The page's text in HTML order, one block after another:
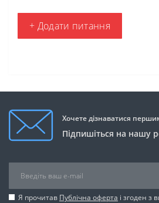
+ Додати питання
Хочете дізнаватися
Підпишіться на нашу
Я прочитав Публічна оферта і згоден з